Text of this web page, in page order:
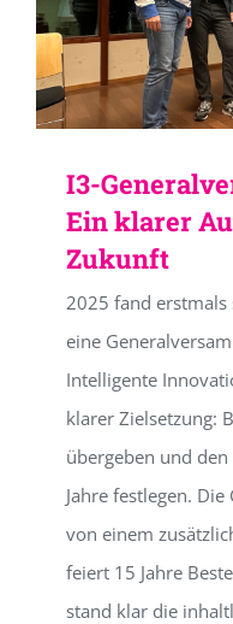
I3-
Ein klarer
Zukunft
2025 fand erstmals
eine
Intelligente
klarer Zielsetzung:
übergeben und
Jahre festlegen.
von einem
feiert 15 Jahre
stand klar die